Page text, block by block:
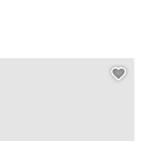
de la Besorgues, ©